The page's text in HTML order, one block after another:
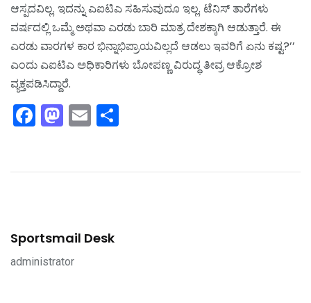
ಆಸ್ಪದವಿಲ್ಲ. ಇದನ್ನು ಎಐಟಿಎ ಸಹಿಸುವುದೂ ಇಲ್ಲ. ಟೆನಿಸ್ ತಾರೆಗಳು
ವರ್ಷದಲ್ಲಿ ಒಮ್ಮೆ ಅಥವಾ ಎರಡು ಬಾರಿ ಮಾತ್ರ ದೇಶಕ್ಕಾಗಿ ಆಡುತ್ತಾರೆ. ಈ
ಎರಡು ವಾರಗಳ ಕಾರ ಭಿನ್ನಾಭಿಪ್ರಾಯವಿಲ್ಲದೆ ಆಡಲು ಇವರಿಗೆ ಏನು ಕಷ್ಟ?’’
ಎಂದು ಎಐಟಿಎ ಅಧಿಕಾರಿಗಳು ಬೋಪಣ್ಣ ವಿರುದ್ಧ ತೀವ್ರ ಆಕ್ರೋಶ
ವ್ಯಕ್ತಪಡಿಸಿದ್ದಾರೆ.
Facebook
Mastodon
Email
Sportsmail Desk
administrator